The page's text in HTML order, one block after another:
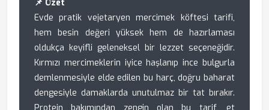
📌 Özet
Evde pratik vejetaryen mercimek köftesi tarifi,
hem besin değeri yüksek hem de hazırlaması
oldukça keyifli geleneksel bir lezzet seçeneğidir.
Kırmızı mercimeklerin iyice haşlanıp ince bulgurla
demlenmesiyle elde edilen bu harç, doğru baharat
dengesiyle damaklarda unutulmaz bir tat bırakır.